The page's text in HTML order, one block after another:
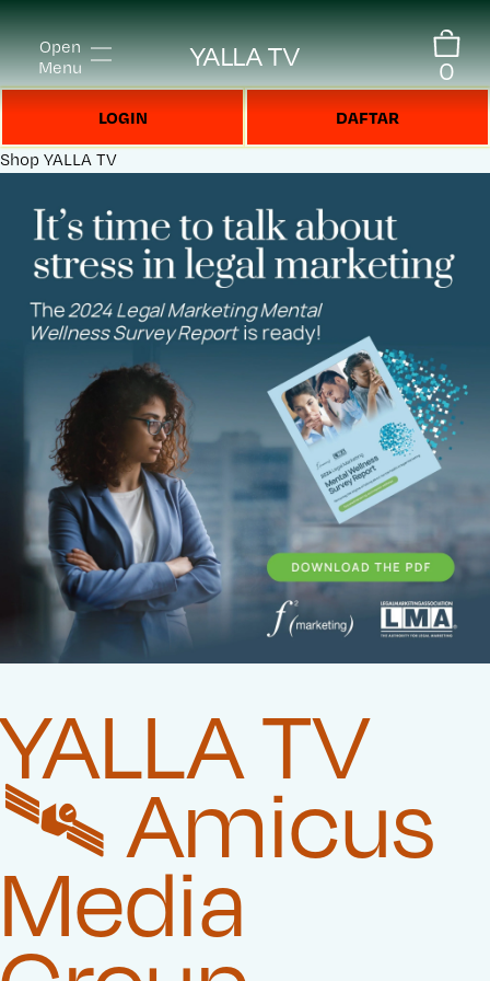
Open
Menu
YALLA TV 0
LOGIN DAFTAR
Shop YALLA TV
YALLA TV
🛰️‍ Amicus
Media